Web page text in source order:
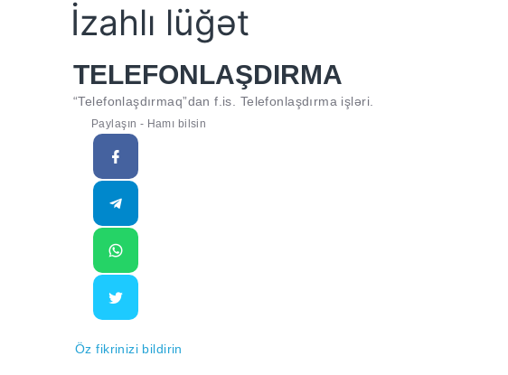
İzahlı lüğət
TELEFONLAŞDIRMA
“Telefonlaşdırmaq”dan f.is. Telefonlaşdırma işləri.
Paylaşın - Hamı bilsin
Öz fikrinizi bildirin